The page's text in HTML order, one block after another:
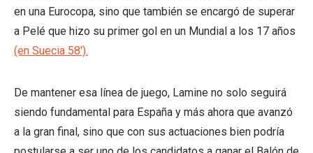
en una Eurocopa, sino que también se encargó de superar
a Pelé que hizo su primer gol en un Mundial a los 17 años
(en Suecia 58′).
De mantener esa línea de juego, Lamine no solo seguirá
siendo fundamental para España y más ahora que avanzó
a la gran final, sino que con sus actuaciones bien podría